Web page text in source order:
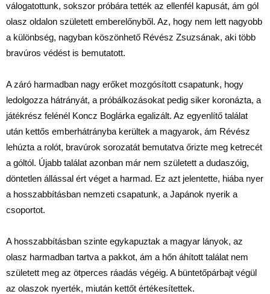
válogatottunk, sokszor próbára tették az ellenfél kapusát, ám gól
olasz oldalon született emberelőnyből. Az, hogy nem lett nagyobb
a különbség, nagyban köszönhető Révész Zsuzsának, aki több
bravúros védést is bemutatott.
A záró harmadban nagy erőket mozgósított csapatunk, hogy
ledolgozza hátrányát, a próbálkozásokat pedig siker koronázta, a
játékrész felénél Koncz Boglárka egalizált. Az egyenlítő találat
után kettős emberhátrányba kerültek a magyarok, ám Révész
lehúzta a rolót, bravúrok sorozatát bemutatva őrizte meg ketrecét
a góltól. Újabb találat azonban már nem született a dudaszóig,
döntetlen állással ért véget a harmad. Ez azt jelentette, hiába nyer
a hosszabbításban nemzeti csapatunk, a Japánok nyerik a
csoportot.
A hosszabbításban szinte egykapuztak a magyar lányok, az
olasz harmadban tartva a pakkot, ám a hőn áhított találat nem
született meg az ötperces ráadás végéig. A büntetőpárbajt végül
az olaszok nyerték, miután kettőt értékesítettek.